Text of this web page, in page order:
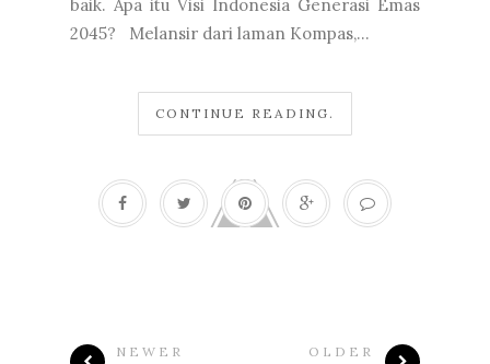
baik. Apa itu Visi Indonesia Generasi Emas
2045? Melansir dari laman Kompas,...
CONTINUE READING.
NEWER OLDER